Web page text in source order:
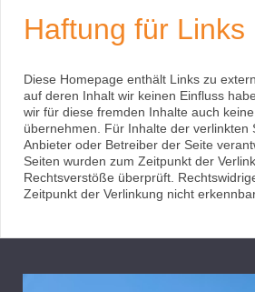
Haftung für Links
Diese Homepage enthält Links zu
auf deren Inhalt wir keinen Einfluss
wir für diese fremden Inhalte auch
übernehmen. Für Inhalte der verlinkten
Anbieter oder Betreiber der Seite
Seiten wurden zum Zeitpunkt der
Rechtsverstöße überprüft.
Zeitpunkt der Verlinkung nicht